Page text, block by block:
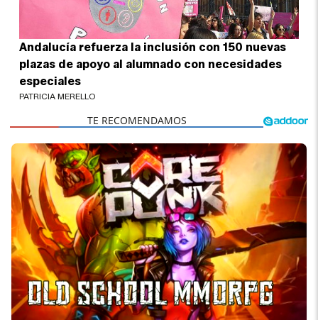
Andalucía refuerza la inclusión con 150 nuevas
plazas de apoyo al alumnado con necesidades
especiales
PATRICIA MERELLO